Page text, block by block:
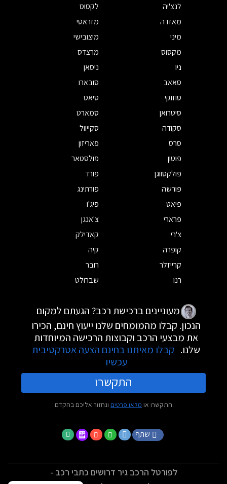
לנצ'יה
לקסוס
מאזדה
מזראטי
מיני
מיצובישי
מקסוס
מרצדס
ניו
ניסאן
סאאב
סובארו
סוזוקי
סיאט
סיטרואן
סמארט
סקודה
סקייוול
סרס
פאריזון
פוטון
פולסטאר
פולקסווגן
פורד
פורשה
פורתינג
פיאט
פיג'ו
פרארי
צ'אנגן
צ'רי
קאדילק
קופרה
קיה
קרייזלר
רובר
רנו
שברולט
מעוניינים ברכישת רכב? הגעתם למקום
הנכון. קבלו מהמומחים שלנו ייעוץ חינם, הכירו
את מבצעי הרכב וקבוצות הרכישה המיוחדות
שלנו. קבלו מאיתנו בחינם הצעה אטרקטיבית
עכשיו
התקשרו
התקשרו או מלאו פרטים ונחזור אליכם בהקדם
שתף
לפורטל הרכב גיר דרושים כתבי רכב -